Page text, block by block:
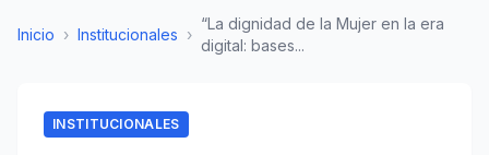
Inicio › Institucionales ›
“La dignidad de la Mujer en la era
digital: bases...
INSTITUCIONALES